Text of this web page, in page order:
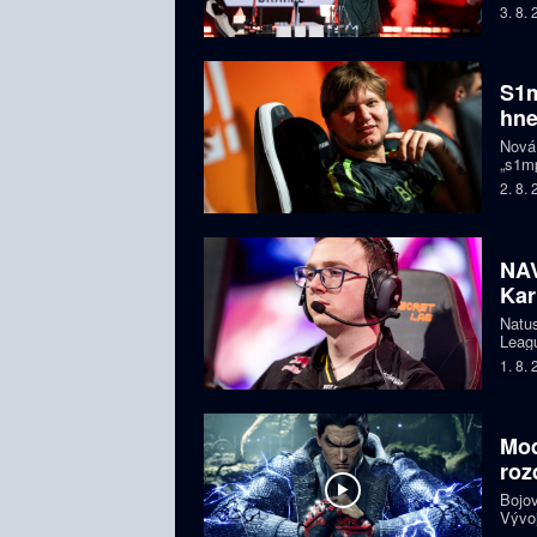
3. 8.
když
2. 8.
1. 8.